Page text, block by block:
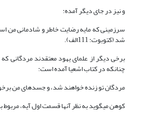
و نیز در جای دیگر آمده:
سرزمینی که مایه رضایت خاطر و شادمانی من
شد (کتوبوت: 111الف).
برخی دیگر از علمای یهود معتقدند مردگانی
چنانکه در کتاب اشعیا آمده است:
مردگان تو زنده خواهند شد، و جسدهای من
کوهن می‏گوید به نظر آنها قسمت اول آیه، مربوط